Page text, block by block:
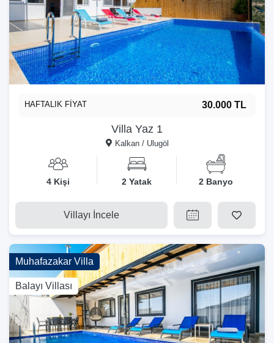
Villa Yaz 1
Kalkan / Ulugöl
HAFTALIK FİYAT 30.000 TL
4 Kişi 2 Yatak 2 Banyo
Villayı İncele
Muhafazakar Villa
Balayı Villası